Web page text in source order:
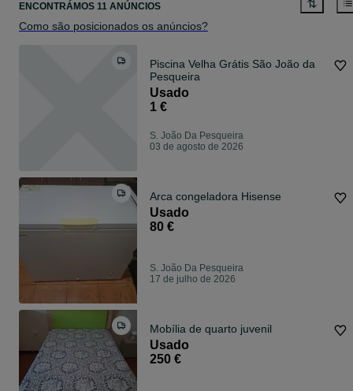
ENCONTRÁMOS 11 ANÚNCIOS
Como são posicionados os anúncios?
Piscina Velha Grátis São João da
Pesqueira
Usado
1 €
S. João Da Pesqueira
03 de agosto de 2026
Arca congeladora Hisense
Usado
80 €
S. João Da Pesqueira
17 de julho de 2026
Mobília de quarto juvenil
Usado
250 €